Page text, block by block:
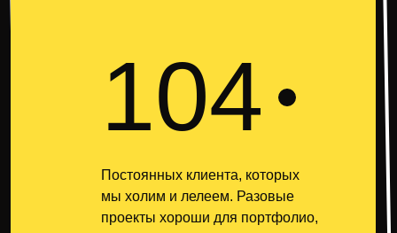
104
Постоянных клиента, которых
мы холим и лелеем. Разовые
проекты хороши для портфолио,